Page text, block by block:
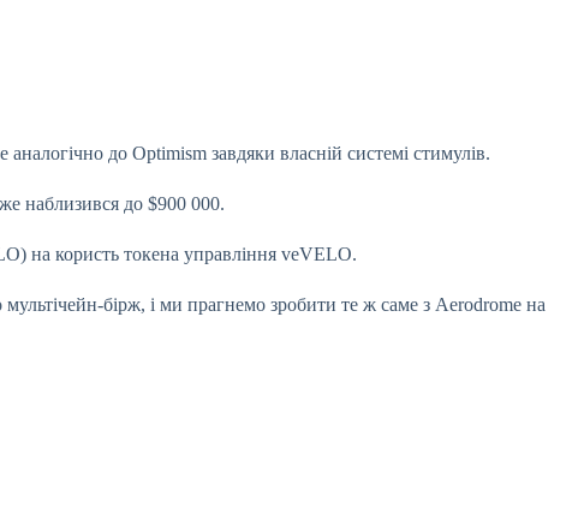
до Optimism завдяки власній системі стимулів.
наблизився до $900 000.
на користь токена управління veVELO.
бірж, і ми прагнемо зробити те ж саме з Aerodrome на